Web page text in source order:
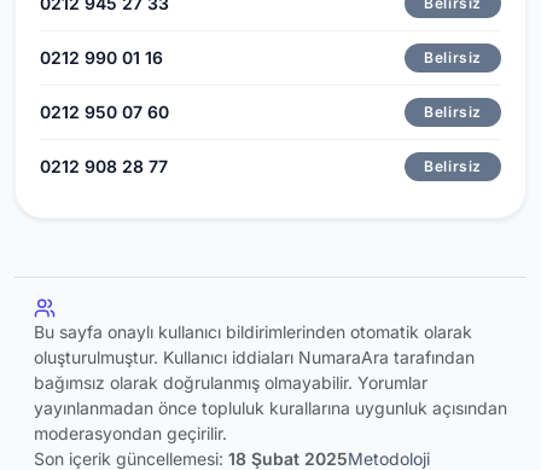
0212 990 01 16 Belirsiz
0212 950 07 60 Belirsiz
0212 908 28 77 Belirsiz
Bu sayfa onaylı kullanıcı bildirimlerinden otomatik olarak
oluşturulmuştur. Kullanıcı iddiaları NumaraAra tarafından
bağımsız olarak doğrulanmış olmayabilir. Yorumlar
yayınlanmadan önce topluluk kurallarına uygunluk açısından
moderasyondan geçirilir.
Son içerik güncellemesi: 18 Şubat 2025Metodoloji